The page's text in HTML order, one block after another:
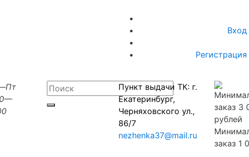
Вход
Регистрация
Пункт выдачи ТК: г.
Екатеринбург,
Черняховского ул.,
86/7
nezhenka37@mail.ru
заказ 1